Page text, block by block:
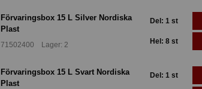
Förvaringsbox 15 L Silver Nordiska
Plast
71502400 Lager: 2
Del: 1 st
Hel: 8 st
Förvaringsbox 15 L Svart Nordiska
Plast
Del: 1 st